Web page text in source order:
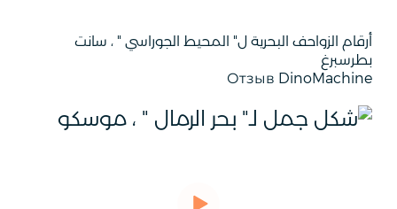
أرقام الزواحف البحرية ل" المحيط الجوراسي " ، سانت
بطرسبرغ
Отзыв DinoMachine